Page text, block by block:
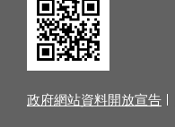
政府網站資料開放宣告